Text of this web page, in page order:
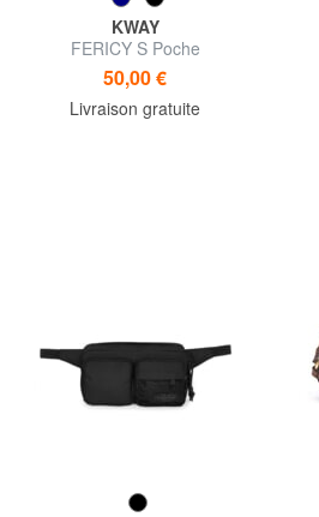
KWAY
FERICY S Poche
50,00 €
Livraison gratuite